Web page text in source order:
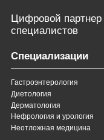
Цифровой партнер
специалистов
Специализации
Гастроэнтерология
Диетология
Дерматология
Нефрология и урология
Неотложная медицина